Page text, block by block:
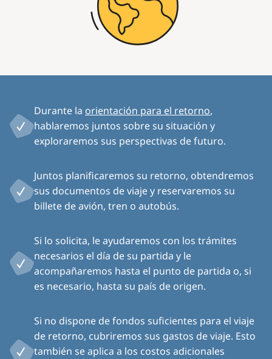
Durante la orientación para el retorno,
hablaremos juntos sobre su situación y
exploraremos sus perspectivas de futuro.
Juntos planificaremos su retorno, obtendremos
sus documentos de viaje y reservaremos su
billete de avión, tren o autobús.
Si lo solicita, le ayudaremos con los trámites
necesarios el día de su partida y le
acompañaremos hasta el punto de partida o, si
es necesario, hasta su país de origen.
Si no dispone de fondos suficientes para el viaje
de retorno, cubriremos sus gastos de viaje. Esto
también se aplica a los costos adicionales